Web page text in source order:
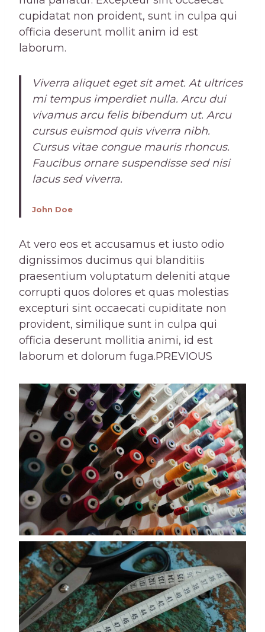
cupidatat non proident, sunt in culpa qui
officia deserunt mollit anim id est
laborum.
Viverra aliquet eget sit amet. At ultrices
mi tempus imperdiet nulla. Arcu dui
vivamus arcu felis bibendum ut. Arcu
cursus euismod quis viverra nibh.
Cursus vitae congue mauris rhoncus.
Faucibus ornare suspendisse sed nisi
lacus sed viverra.
John Doe
At vero eos et accusamus et iusto odio
dignissimos ducimus qui blanditiis
praesentium voluptatum deleniti atque
corrupti quos dolores et quas molestias
excepturi sint occaecati cupiditate non
provident, similique sunt in culpa qui
officia deserunt mollitia animi, id est
laborum et dolorum fuga.PREVIOUS